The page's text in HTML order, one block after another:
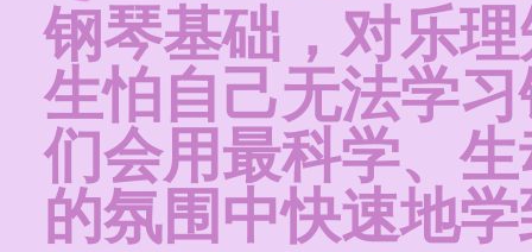
钢琴基础，对乐
生怕自己无法学
们会用最科学、
的氛围中快速地